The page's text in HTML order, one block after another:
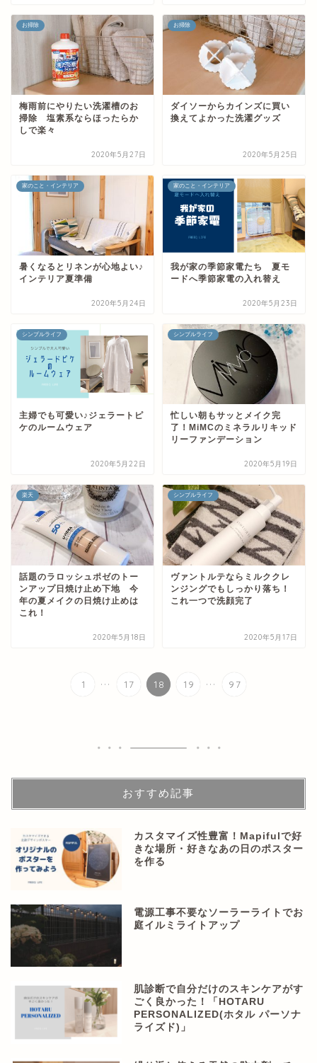
お掃除
梅雨前にやりたい洗濯槽のお
掃除 塩素系ならほったらか
しで楽々
2020年5月27日
お掃除
ダイソーからカインズに買い
換えてよかった洗濯グッズ
2020年5月25日
家のこと・インテリア
暑くなるとリネンが心地よい♪
インテリア夏準備
2020年5月24日
家のこと・インテリア
我が家の季節家電たち 夏モ
ードへ季節家電の入れ替え
2020年5月23日
シンプルライフ
主婦でも可愛い♪ジェラートピ
ケのルームウェア
2020年5月22日
シンプルライフ
忙しい朝もサッとメイク完
了！MiMCのミネラルリキッド
リーファンデーション
2020年5月19日
楽天
話題のラロッシュポゼのトー
ンアップ日焼け止め下地 今
年の夏メイクの日焼け止めは
これ！
2020年5月18日
シンプルライフ
ヴァントルテならミルククレ
ンジングでもしっかり落ち！
これ一つで洗顔完了
2020年5月17日
1 ... 17 18 19 ... 97
おすすめ記事
カスタマイズ性豊富！Mapifulで好
きな場所・好きなあの日のポスター
を作る
電源工事不要なソーラーライトでお
庭イルミライトアップ
肌診断で自分だけのスキンケアがす
ごく良かった！「HOTARU
PERSONALIZED(ホタル パーソナ
ライズド)」